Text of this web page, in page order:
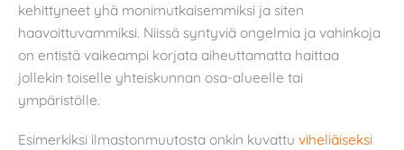
kehittyneet yhä monimutkaisemmiksi ja siten
haavoittuvammiksi. Niissä syntyviä ongelmia ja vahinkoja
on entistä vaikeampi korjata aiheuttamatta haittaa
jollekin toiselle yhteiskunnan osa-alueelle tai
ympäristölle.
Esimerkiksi ilmastonmuutosta onkin kuvattu viheliäiseksi